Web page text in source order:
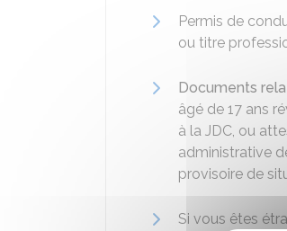
Permis de
ou titre
Documents
âgé de 17 ans
à la JDC, ou
administrative
provisoire de
Si vous êtes